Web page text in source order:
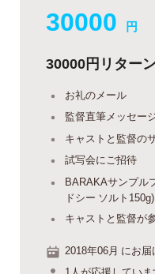
30000 円
30000円リター
お礼のメール
監督直筆メッセー
キャストと監督の
試写会にご招待
BARAKAサンプル
ドシー ソルト150g)
キャストと監督が
2018年06月 にお届